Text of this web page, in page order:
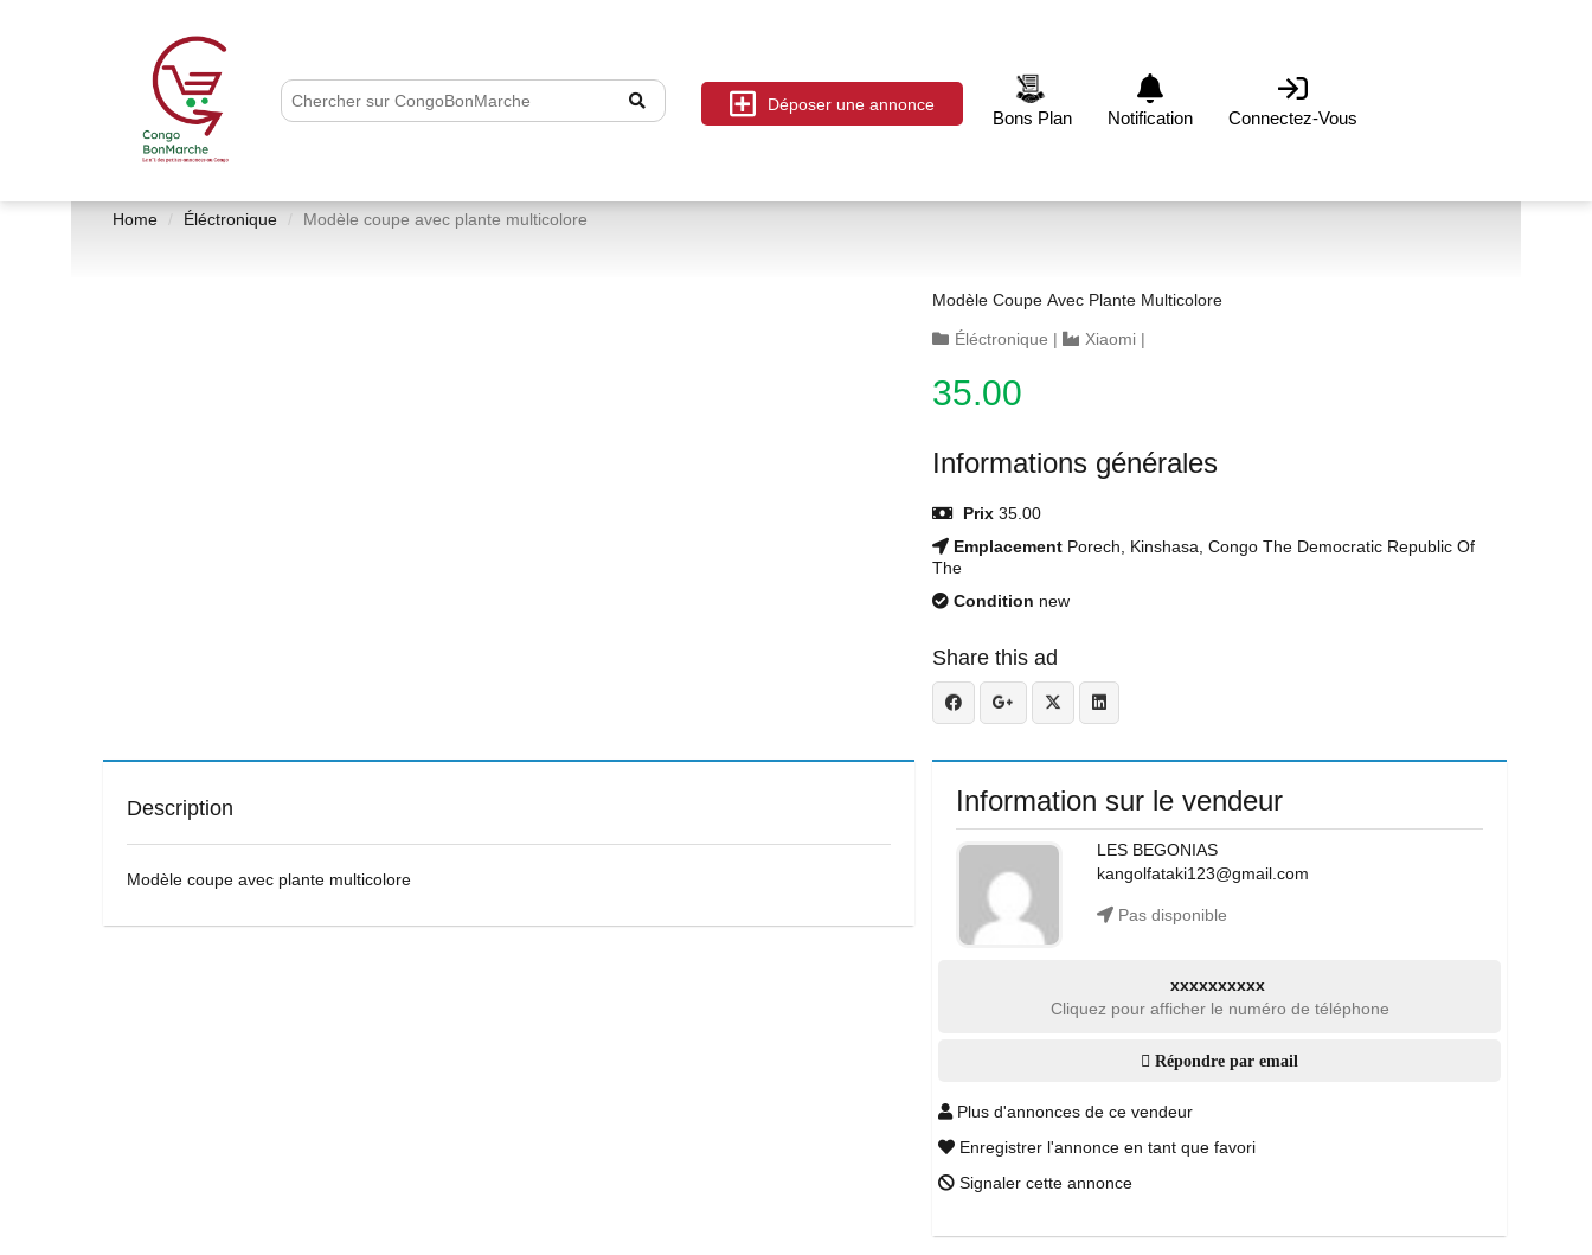
Déposer une annonce
Bons Plan Notification Connectez-Vous
Home Éléctronique Modèle coupe avec plante multicolore
Modèle Coupe Avec Plante Multicolore
Éléctronique | Xiaomi |
35.00
Informations générales
Prix 35.00
Emplacement Porech, Kinshasa, Congo The Democratic Republic Of
The
Condition new
Share this ad
Description
Modèle coupe avec plante multicolore
Information sur le vendeur
LES BEGONIAS
kangolfataki123@gmail.com
Pas disponible
xxxxxxxxxx
Cliquez pour afficher le numéro de téléphone
Répondre par email
Plus d'annonces de ce vendeur
Enregistrer l'annonce en tant que favori
Signaler cette annonce